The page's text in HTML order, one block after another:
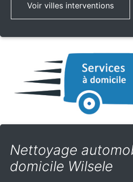
Voir villes interventions
Nettoyage
domicile Wilsele